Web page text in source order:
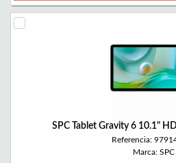
SPC Tablet Gravity 6 10.1"
Referencia:
Marca: SPC